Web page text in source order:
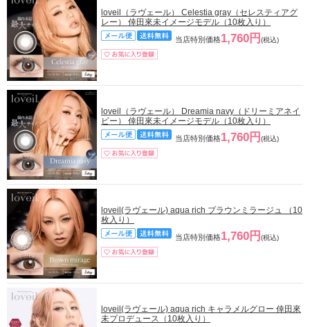
loveil（ラヴェール） Celestia gray（セレスティアグ
レー） 倖田來未イメージモデル（10枚入り）
当店特別価格1,760円 (税込)
loveil（ラヴェール） Dreamia navy（ドリーミアネイ
ビー） 倖田來未イメージモデル（10枚入り）
当店特別価格1,760円 (税込)
loveil(ラヴェール) aqua rich ブラウンミラージュ （10
枚入り）
当店特別価格1,760円 (税込)
loveil(ラヴェール) aqua rich キャラメルグロー 倖田來
未プロデュース（10枚入り）